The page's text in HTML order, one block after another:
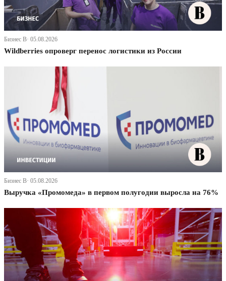
Бизнес В· 05.08.2026
Wildberries опроверг перенос логистики из России
Бизнес В· 05.08.2026
Выручка «Промомеда» в первом полугодии выросла на 76%